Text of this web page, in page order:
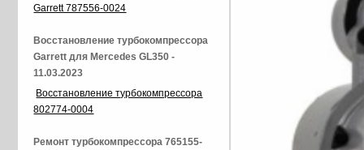
Garrett 787556-0024
Восстановление турбокомпрессора
Garrett для Mercedes GL350 -
11.03.2023
Восстановление турбокомпрессора
802774-0004
Ремонт турбокомпрессора 765155-